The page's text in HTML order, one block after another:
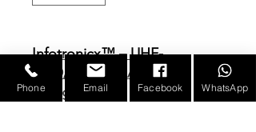
Infotronicx™ – UHF-
RFID/Barcode-Android-
Lesegerät
Phone Email Facebook WhatsApp